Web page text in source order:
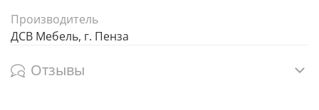
Производитель
ДСВ Мебель, г. Пенза
Отзывы